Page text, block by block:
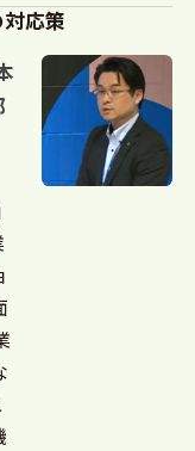
ー・公的機関と
・旅費管理・
進。コーポレー
、業務効率化と
たプロセス設
スを踏まえ、
可能なDXのあ
けに検討・提
応策